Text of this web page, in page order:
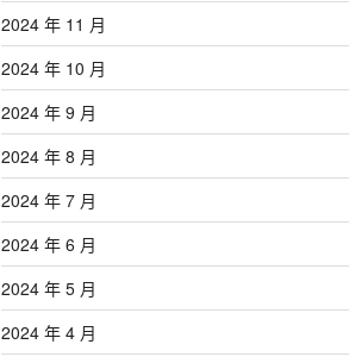
2024 年 11 月
2024 年 10 月
2024 年 9 月
2024 年 8 月
2024 年 7 月
2024 年 6 月
2024 年 5 月
2024 年 4 月